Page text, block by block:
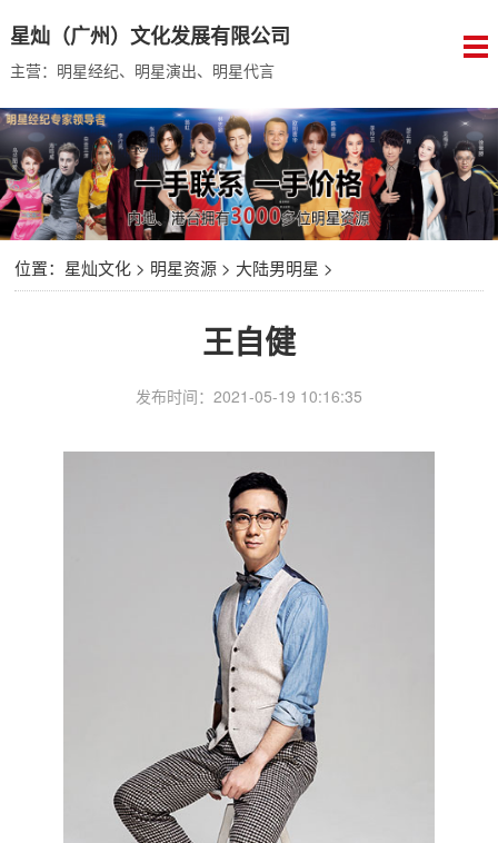
星灿（广州）文化发展有限公司
主营：明星经纪、明星演出、明星代言
位置： 星灿文化> 明星资源> 大陆男明星 >
王自健
发布时间：2021-05-19 10:16:35